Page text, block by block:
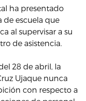
ha presentado
escuela que
al supervisar a su
de asistencia.
28 de abril, la
Ujaque nunca
con respecto a